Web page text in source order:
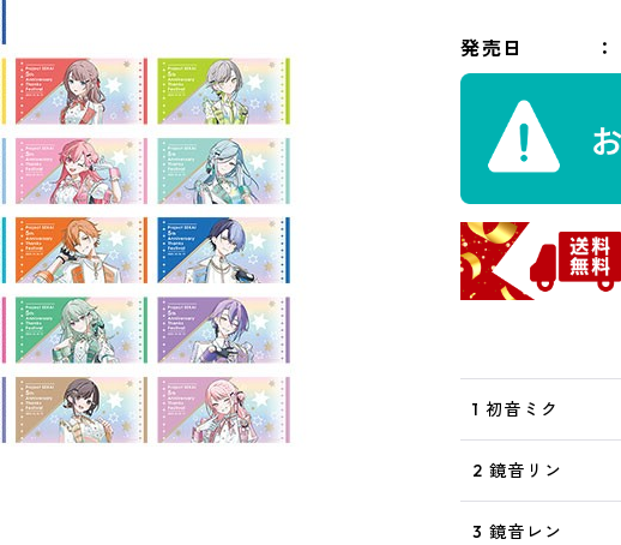
発売日
1 初音ミク
2 鏡音リン
3 鏡音レン